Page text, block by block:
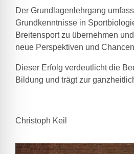
Der Grundlagenlehrgang
Grundkenntnisse in
Breitensport zu übernehmen
neue Perspektiven und
Dieser Erfolg verdeutlicht die
Bildung und trägt zur
Christoph Keil